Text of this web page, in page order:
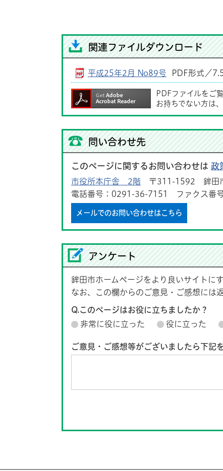
関連ファイルダウンロード
平成25年2月 No89号 PDF形式／
PDFファイルをご
お持ちでない方は
問い合わせ先
このページに関するお問い合わせは 政
市役所本庁舎 2階 〒311-1592 鉾田
電話番号：0291-36-7151 ファクス番
メールでのお問い合わせはこちら
アンケート
鉾田市ホームページをより良いサイトに
なお、この欄からのご意見・ご感想には
Q.このページはお役に立ちましたか？
非常に役に立った
役に立った
ご意見・ご感想等がございましたら下記